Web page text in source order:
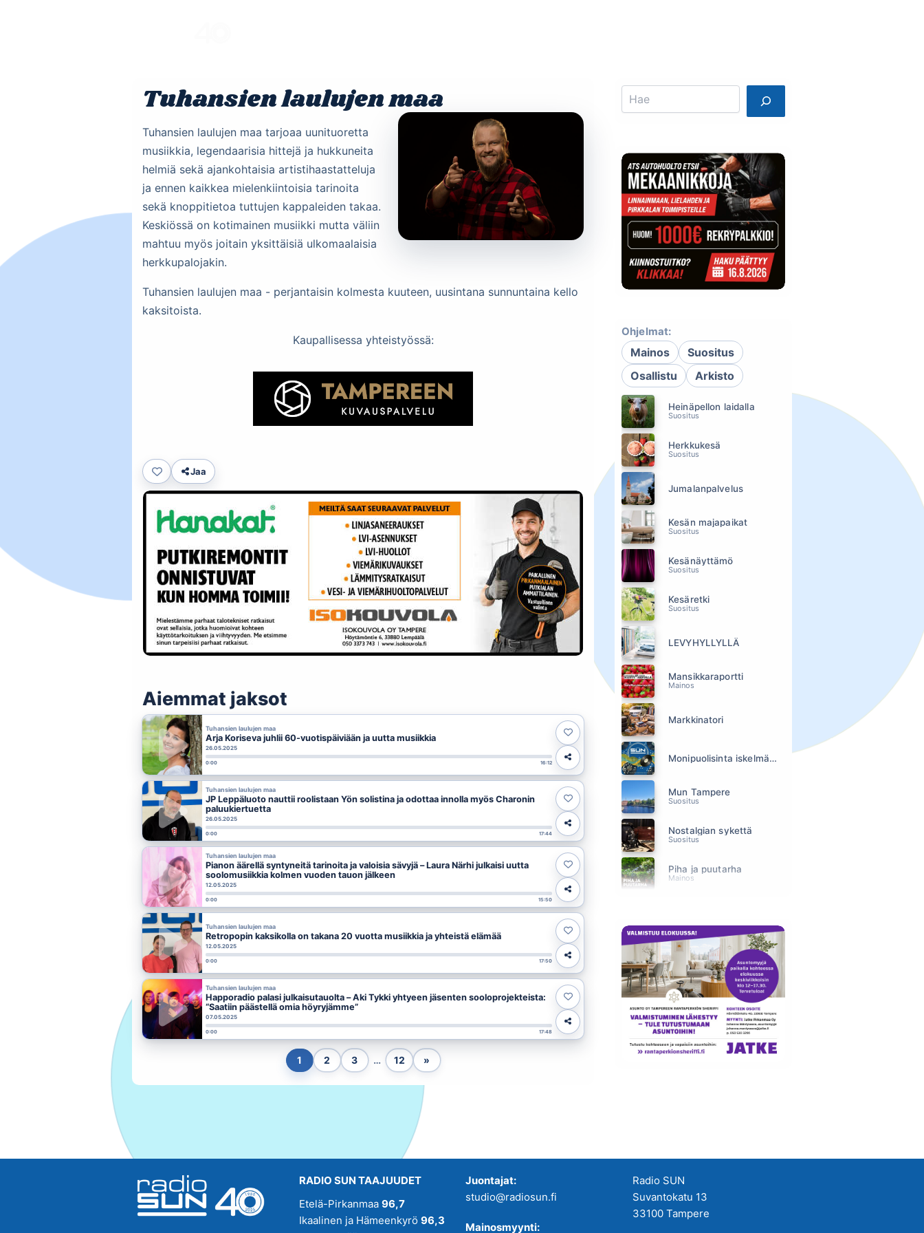
Tuhansien laulujen maa
Tuhansien laulujen maa tarjoaa uunituoretta
musiikkia, legendaarisia hittejä ja hukkuneita
helmiä sekä ajankohtaisia artistihaastatteluja
ja ennen kaikkea mielenkiintoisia tarinoita
sekä knoppitietoa tuttujen kappaleiden takaa.
Keskiössä on kotimainen musiikki mutta väliin
mahtuu myös joitain yksittäisiä ulkomaalaisia
herkkupalojakin.
Tuhansien laulujen maa - perjantaisin kolmesta kuuteen, uusintana sunnuntaina kello
kaksitoista.
Kaupallisessa yhteistyössä:
Jaa
Aiemmat jaksot
Tuhansien laulujen maa
Arja Koriseva juhlii 60-vuotispäiviään ja uutta musiikkia
26.05.2025
0:00 16:12
Tuhansien laulujen maa
JP Leppäluoto nauttii roolistaan Yön solistina ja odottaa innolla myös Charonin
paluukiertuetta
26.05.2025
0:00 17:44
Tuhansien laulujen maa
Pianon äärellä syntyneitä tarinoita ja valoisia sävyjä – Laura Närhi julkaisi uutta
soolomusiikkia kolmen vuoden tauon jälkeen
12.05.2025
0:00 15:50
Tuhansien laulujen maa
Retropopin kaksikolla on takana 20 vuotta musiikkia ja yhteistä elämää
12.05.2025
0:00 17:50
Tuhansien laulujen maa
Happoradio palasi julkaisutauolta – Aki Tykki yhtyeen jäsenten sooloprojekteista:
“Saatiin päästellä omia höyryjämme”
07.05.2025
0:00 17:48
1 2 3 … 12 »
Ohjelmat:
Mainos
Suositus
Osallistu
Arkisto
Heinäpellon laidalla
Suositus
Herkkukesä
Suositus
Jumalanpalvelus
Kesän majapaikat
Suositus
Kesänäyttämö
Suositus
Kesäretki
Suositus
LEVYHYLLYLLÄ
Mansikkaraportti
Mainos
Markkinatori
Monipuolisinta iskelmää ja parasta poppia
Mun Tampere
Suositus
Nostalgian sykettä
Suositus
Piha ja puutarha
Mainos
Puutarhaunelmia
Suositus
SUN Ilta
SUN Iltapäivä
SUN Suosikit TOP 20
Osallistu - Suositus
SUN Uusi Aamu
RADIO SUN TAAJUUDET
Etelä-Pirkanmaa 96,7
Ikaalinen ja Hämeenkyrö 96,3
Juontajat:
studio@radiosun.fi
Mainosmyynti:
Radio SUN
Suvantokatu 13
33100 Tampere